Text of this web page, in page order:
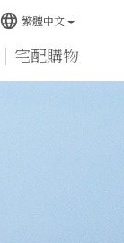
宅配購物
language 繁體中文